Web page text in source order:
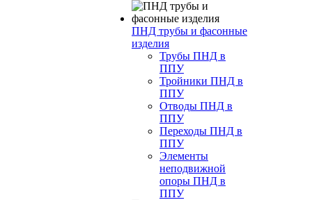
ПНД трубы и фасонные
изделия
Трубы ПНД в
ППУ
Тройники ПНД в
ППУ
Отводы ПНД в
ППУ
Переходы ПНД в
ППУ
Элементы
неподвижной
опоры ПНД в
ППУ